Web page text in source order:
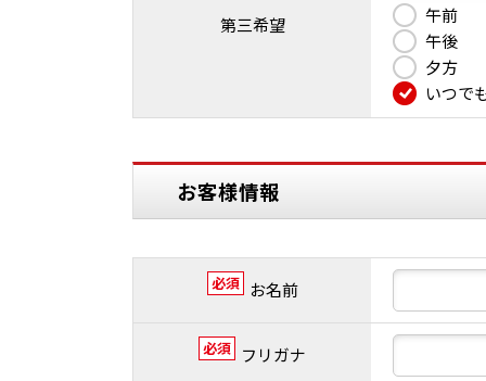
第三希望
午前
午後
夕方
いつで
お客様情報
必須 お名前
必須 フリガナ